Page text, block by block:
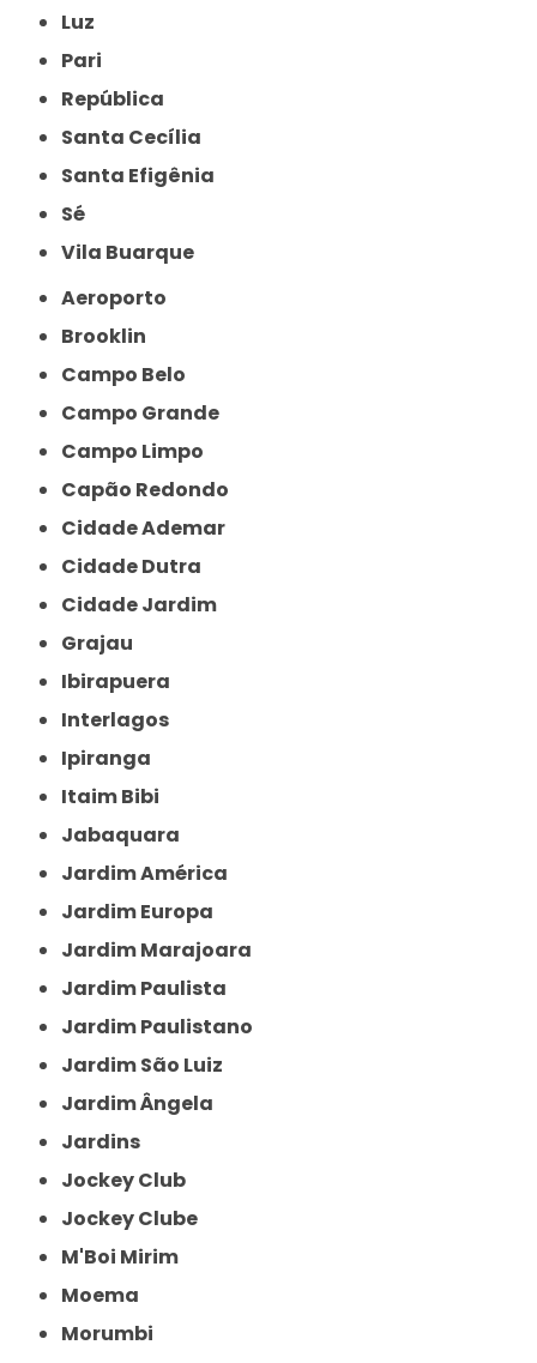
Luz
Pari
República
Santa Cecília
Santa Efigênia
Sé
Vila Buarque
Aeroporto
Brooklin
Campo Belo
Campo Grande
Campo Limpo
Capão Redondo
Cidade Ademar
Cidade Dutra
Cidade Jardim
Grajau
Ibirapuera
Interlagos
Ipiranga
Itaim Bibi
Jabaquara
Jardim América
Jardim Europa
Jardim Marajoara
Jardim Paulista
Jardim Paulistano
Jardim São Luiz
Jardim Ângela
Jardins
Jockey Club
Jockey Clube
M'Boi Mirim
Moema
Morumbi